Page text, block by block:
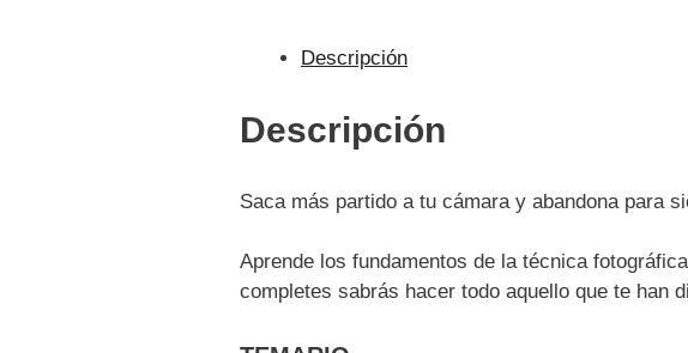
Descripción
Descripción
Saca más partido a tu cámara y abandona para
Aprende los fundamentos de la técnica
completes sabrás hacer todo aquello que te han